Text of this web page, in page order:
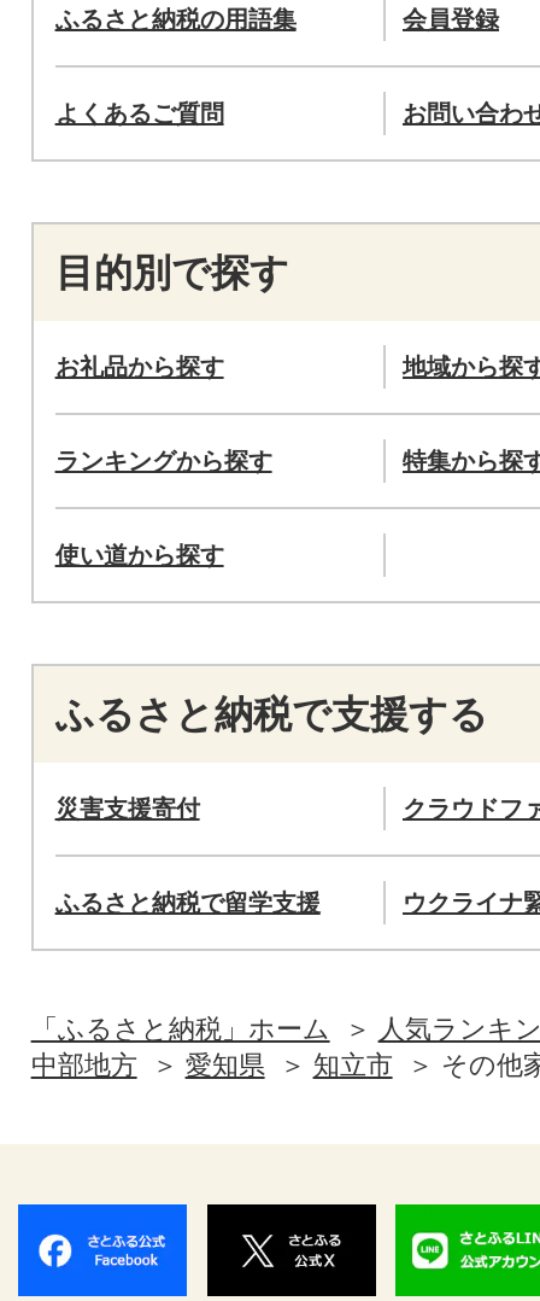
ふるさと納税の用語集 会員登録
よくあるご質問 お問い合わ
目的別で探す
お礼品から探す 地域から探
ランキングから探す 特集から探
使い道から探す
ふるさと納税で支援する
災害支援寄付 クラウドフ
ふるさと納税で留学支援 ウクライナ
「ふるさと納税」ホーム
人気ランキ
中部地方
愛知県 知立市 その他